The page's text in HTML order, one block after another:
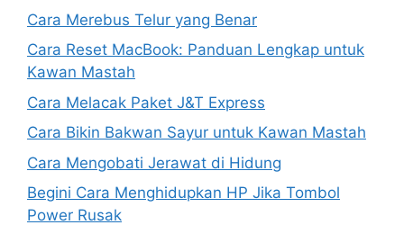
Cara Merebus Telur yang Benar
Cara Reset MacBook: Panduan Lengkap untuk
Kawan Mastah
Cara Melacak Paket J&T Express
Cara Bikin Bakwan Sayur untuk Kawan Mastah
Cara Mengobati Jerawat di Hidung
Begini Cara Menghidupkan HP Jika Tombol
Power Rusak